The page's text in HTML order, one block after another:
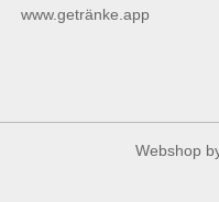
www.getränke.app
Webshop